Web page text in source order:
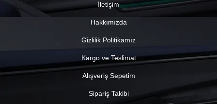
İletişim
Hakkımızda
Gizlilik Politikamız
Kargo ve Teslimat
Alışveriş Sepetim
Sipariş Takibi